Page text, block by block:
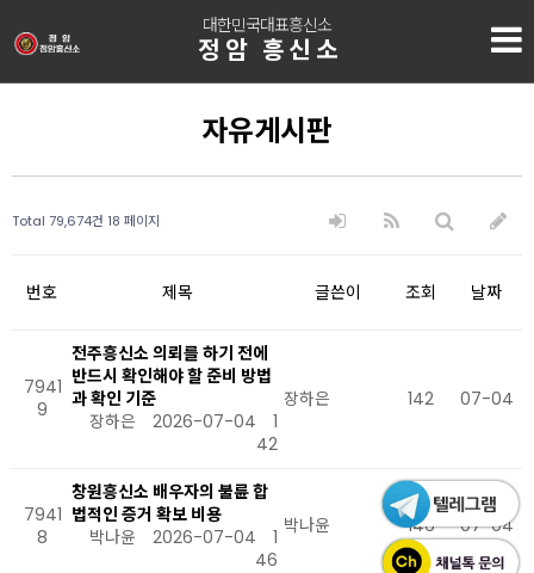
대한민국대표흥신소
정암 흥신소
자유게시판
Total 79,674건 18 페이지
번호 제목 글쓴이 조회 날짜
7941
9
전주흥신소 의뢰를 하기 전에
반드시 확인해야 할 준비 방법
과 확인 기준
장하은
2026-07-04
1
42
장하은 142 07-04
7941
8
창원흥신소 배우자의 불륜 합
법적인 증거 확보 비용
박나윤
2026-07-04
1
46
박나윤 146 07-04